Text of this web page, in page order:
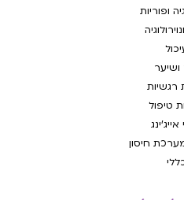
ופוריות
ושיער
רגשיות
טיפול
חיסון